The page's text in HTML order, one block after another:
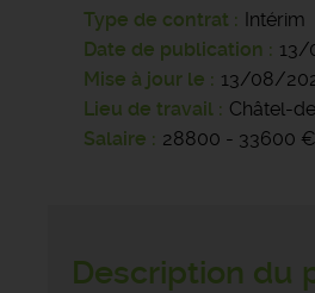
Type de contrat
Intérim
Date de publication
13/
Mise à jour le
13/08/
Lieu de travail
Châtel-
Salaire
28800 - 33600
Description du